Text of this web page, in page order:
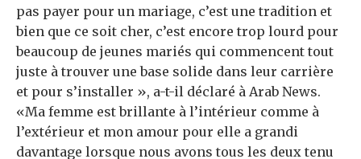
pas payer pour un mariage, c’est une tradition et
bien que ce soit cher, c’est encore trop lourd pour
beaucoup de jeunes mariés qui commencent tout
juste à trouver une base solide dans leur carrière
et pour s’installer », a-t-il déclaré à Arab News.
«Ma femme est brillante à l’intérieur comme à
l’extérieur et mon amour pour elle a grandi
davantage lorsque nous avons tous les deux tenu